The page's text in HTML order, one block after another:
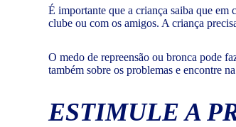
É importante que a criança saiba que em
clube ou com os amigos. A criança
O medo de repreensão ou bronca pode
também sobre os problemas e encontre
ESTIMULE A